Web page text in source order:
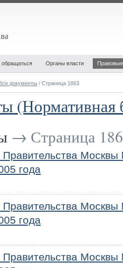
обращаться Органы власти
документы / Страница 1863
(Нормативная
→ Страница
Правительства
года
Правительства
года
Правительства